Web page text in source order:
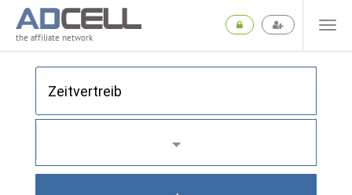
the affiliate network